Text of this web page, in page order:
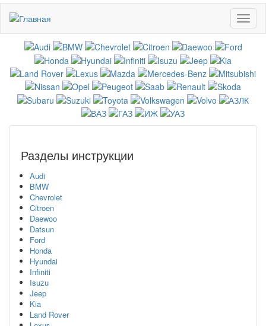
основному
содержанию
Разделы инструкции
Audi
BMW
Chevrolet
Citroen
Daewoo
Datsun
Ford
Honda
Hyundai
Infiniti
Isuzu
Jeep
Kia
Land Rover